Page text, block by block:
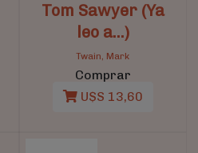
Tom Sawyer (Ya
leo a...)
Twain, Mark
Comprar
U$S 13,60